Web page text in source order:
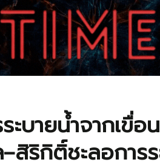
บายน้ำจากเขื่อน
สิริกิติ์ชะลอการ